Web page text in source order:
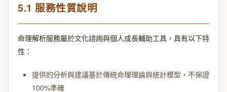
5.1 服務性質說明
命理解析服務屬於文化諮詢與個人成長輔助工具，具有以下特
性：
提供的分析與建議基於傳統命理理論與統計模型，不保證
100%準確